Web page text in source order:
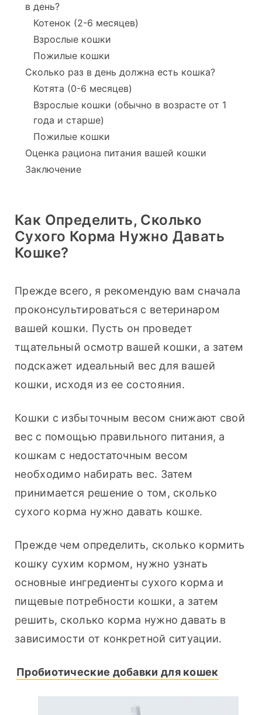
в день?
Котенок (2-6 месяцев)
Взрослые кошки
Пожилые кошки
Сколько раз в день должна есть кошка?
Котята (0-6 месяцев)
Взрослые кошки (обычно в возрасте от 1
года и старше)
Пожилые кошки
Оценка рациона питания вашей кошки
Заключение
Как Определить, Сколько
Сухого Корма Нужно Давать
Кошке?
Прежде всего, я рекомендую вам сначала
проконсультироваться с ветеринаром
вашей кошки. Пусть он проведет
тщательный осмотр вашей кошки, а затем
подскажет идеальный вес для вашей
кошки, исходя из ее состояния.
Кошки с избыточным весом снижают свой
вес с помощью правильного питания, а
кошкам с недостаточным весом
необходимо набирать вес. Затем
принимается решение о том, сколько
сухого корма нужно давать кошке.
Прежде чем определить, сколько кормить
кошку сухим кормом, нужно узнать
основные ингредиенты сухого корма и
пищевые потребности кошки, а затем
решить, сколько корма нужно давать в
зависимости от конкретной ситуации.
Пробиотические добавки для кошек